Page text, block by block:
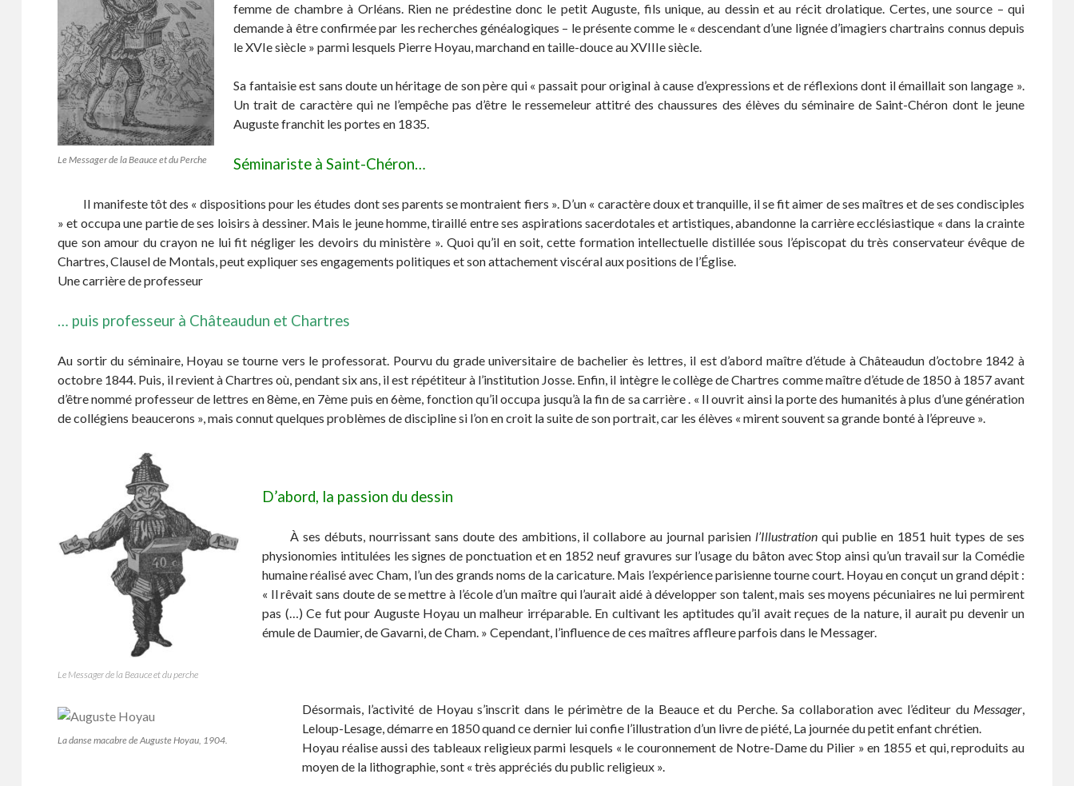
Le Messager de la Beauce et du Perche
femme de chambre à Orléans. Rien ne prédestine donc le petit Auguste, fils unique, au dessin et au récit drolatique. Certes, une source – qui
demande à être confirmée par les recherches généalogiques – le présente comme le « descendant d’une lignée d’imagiers chartrains connus depuis
le XVIe siècle » parmi lesquels Pierre Hoyau, marchand en taille-douce au XVIIIe siècle.
Sa fantaisie est sans doute un héritage de son père qui « passait pour original à cause d’expressions et de réflexions dont il émaillait son langage ».
Un trait de caractère qui ne l’empêche pas d’être le ressemeleur attitré des chaussures des élèves du séminaire de Saint-Chéron dont le jeune
Auguste franchit les portes en 1835.
Séminariste à Saint-Chéron…
Il manifeste tôt des « dispositions pour les études dont ses parents se montraient fiers ». D’un « caractère doux et tranquille, il se fit aimer de ses maîtres et de ses condisciples
» et occupa une partie de ses loisirs à dessiner. Mais le jeune homme, tiraillé entre ses aspirations sacerdotales et artistiques, abandonne la carrière ecclésiastique « dans la crainte
que son amour du crayon ne lui fit négliger les devoirs du ministère ». Quoi qu’il en soit, cette formation intellectuelle distillée sous l’épiscopat du très conservateur évêque de
Chartres, Clausel de Montals, peut expliquer ses engagements politiques et son attachement viscéral aux positions de l’Église.
Une carrière de professeur
… puis professeur à Châteaudun et Chartres
Au sortir du séminaire, Hoyau se tourne vers le professorat. Pourvu du grade universitaire de bachelier ès lettres, il est d’abord maître d’étude à Châteaudun d’octobre 1842 à
octobre 1844. Puis, il revient à Chartres où, pendant six ans, il est répétiteur à l’institution Josse. Enfin, il intègre le collège de Chartres comme maître d’étude de 1850 à 1857 avant
d’être nommé professeur de lettres en 8ème, en 7ème puis en 6ème, fonction qu’il occupa jusqu’à la fin de sa carrière . « Il ouvrit ainsi la porte des humanités à plus d’une génération
de collégiens beaucerons », mais connut quelques problèmes de discipline si l’on en croit la suite de son portrait, car les élèves « mirent souvent sa grande bonté à l’épreuve ».
Le Messager de la Beauce et du perche
D’abord, la passion du dessin
À ses débuts, nourrissant sans doute des ambitions, il collabore au journal parisien l’Illustration qui publie en 1851 huit types de ses
physionomies intitulées les signes de ponctuation et en 1852 neuf gravures sur l’usage du bâton avec Stop ainsi qu’un travail sur la Comédie
humaine réalisé avec Cham, l’un des grands noms de la caricature. Mais l’expérience parisienne tourne court. Hoyau en conçut un grand dépit :
« Il rêvait sans doute de se mettre à l’école d’un maître qui l’aurait aidé à développer son talent, mais ses moyens pécuniaires ne lui permirent
pas (…) Ce fut pour Auguste Hoyau un malheur irréparable. En cultivant les aptitudes qu’il avait reçues de la nature, il aurait pu devenir un
émule de Daumier, de Gavarni, de Cham. » Cependant, l’influence de ces maîtres affleure parfois dans le Messager.
La danse macabre de Auguste Hoyau, 1904.
Désormais, l’activité de Hoyau s’inscrit dans le périmètre de la Beauce et du Perche. Sa collaboration avec l’éditeur du Messager,
Leloup-Lesage, démarre en 1850 quand ce dernier lui confie l’illustration d’un livre de piété, La journée du petit enfant chrétien.
Hoyau réalise aussi des tableaux religieux parmi lesquels « le couronnement de Notre-Dame du Pilier » en 1855 et qui, reproduits au
moyen de la lithographie, sont « très appréciés du public religieux ».